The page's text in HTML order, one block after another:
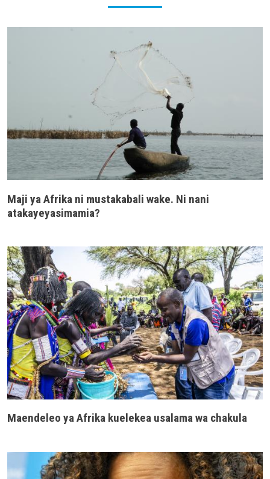
Maji ya Afrika ni mustakabali wake. Ni nani
atakayeyasimamia?
Maendeleo ya Afrika kuelekea usalama wa chakula